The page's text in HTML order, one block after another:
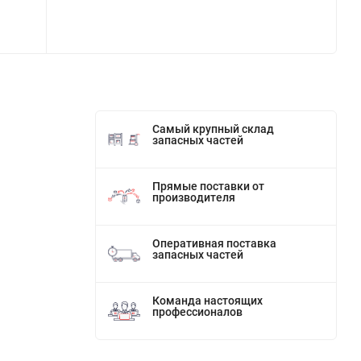
Самый крупный склад
запасных частей
Прямые поставки от
производителя
Оперативная поставка
запасных частей
Команда настоящих
профессионалов